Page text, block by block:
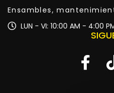
Ensambles,
LUN - VI: 10:00 AM - 4:00